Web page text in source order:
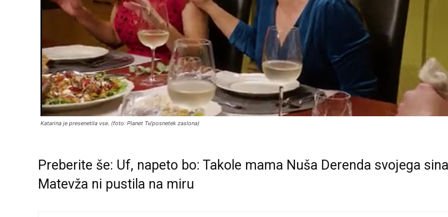
Katarina je presenetila vse. (foto: Planet Tv/posnetek zaslona)
Preberite še: Uf, napeto bo: Takole mama Nuša Derenda svojega sina
Matevža ni pustila na miru